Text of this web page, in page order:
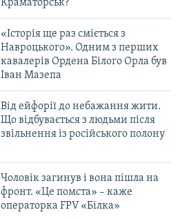
Краматорськ?
«Історія ще раз сміється з
Навроцького». Одним з перших
кавалерів Ордена Білого Орла був
Іван Мазепа
Від ейфорії до небажання жити.
Що відбувається з людьми після
звільнення із російського полону
Чоловік загинув і вона пішла на
фронт. «Це помста» – каже
операторка FPV «Білка»